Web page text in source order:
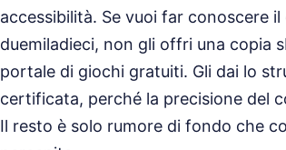
accessibilità. Se vuoi far conoscere
duemiladieci, non gli offri una copia
portale di giochi gratuiti. Gli dai lo
certificata, perché la precisione del
Il resto è solo rumore di fondo che